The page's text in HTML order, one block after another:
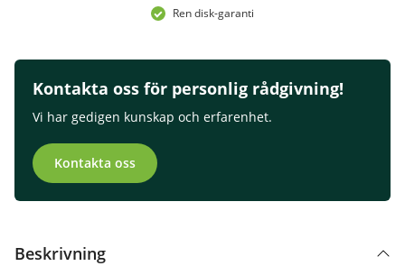
Ren disk-garanti
Kontakta oss för personlig rådgivning!
Vi har gedigen kunskap och erfarenhet.
Kontakta oss
Beskrivning